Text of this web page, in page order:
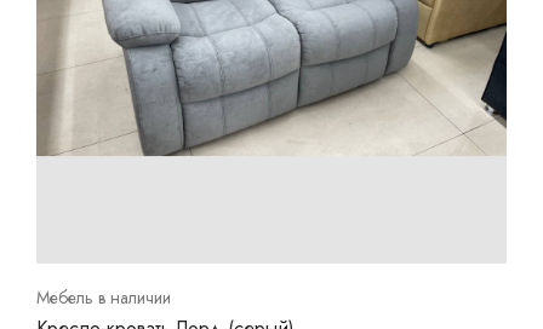
Мебель в наличии